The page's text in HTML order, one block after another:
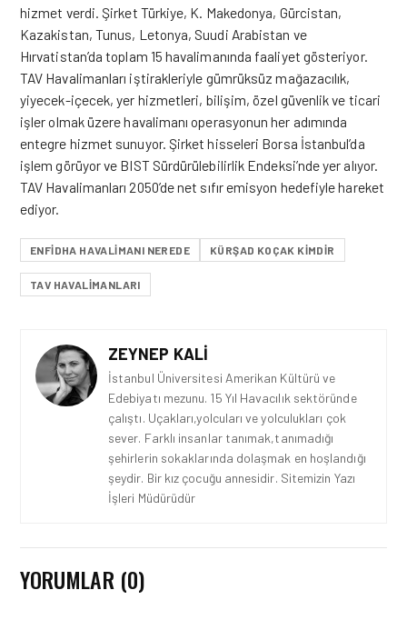
hizmet verdi. Şirket Türkiye, K. Makedonya, Gürcistan,
Kazakistan, Tunus, Letonya, Suudi Arabistan ve
Hırvatistan’da toplam 15 havalimanında faaliyet gösteriyor.
TAV Havalimanları iştirakleriyle gümrüksüz mağazacılık,
yiyecek-içecek, yer hizmetleri, bilişim, özel güvenlik ve ticari
işler olmak üzere havalimanı operasyonun her adımında
entegre hizmet sunuyor. Şirket hisseleri Borsa İstanbul’da
işlem görüyor ve BIST Sürdürülebilirlik Endeksi’nde yer alıyor.
TAV Havalimanları 2050’denet sıfır emisyon hedefiyle hareket
ediyor.
ENFIDHA HAVALIMANI NEREDE KÜRŞAD KOÇAK KIMDIR
TAV HAVALIMANLARI
ZEYNEP KALI
İstanbul Üniversitesi Amerikan Kültürü ve
Edebiyatı mezunu. 15 Yıl Havacılık sektöründe
çalıştı. Uçakları,yolcuları ve yolculukları çok
sever. Farklı insanlar tanımak,tanımadığı
şehirlerin sokaklarında dolaşmak en hoşlandığı
şeydir. Bir kız çocuğu annesidir. Sitemizin Yazı
İşleri Müdürüdür
YORUMLAR (0)